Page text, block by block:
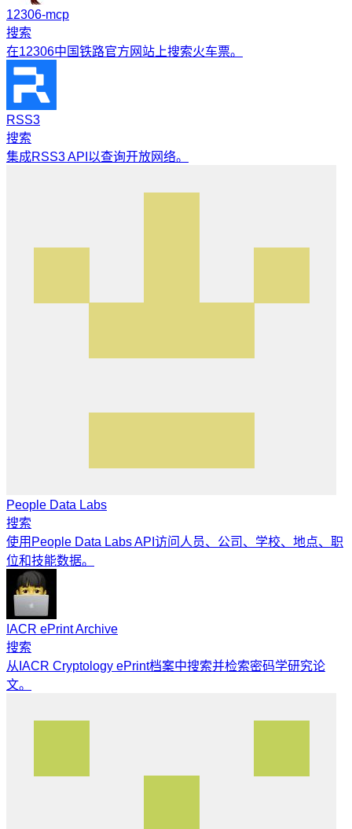
12306-mcp
搜索
在12306中国铁路官方网站上搜索火车票。
RSS3
搜索
集成RSS3 API以查询开放网络。
People Data Labs
搜索
使用People Data Labs API访问人员、公司、学校、地点、职
位和技能数据。
IACR ePrint Archive
搜索
从IACR Cryptology ePrint档案中搜索并检索密码学研究论
文。